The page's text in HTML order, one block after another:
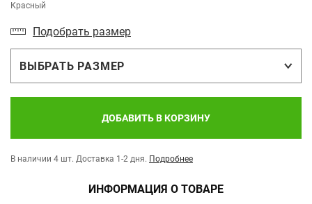
Красный
Подобрать размер
ВЫБРАТЬ РАЗМЕР
ДОБАВИТЬ В КОРЗИНУ
В наличии 4 шт. Доставка 1-2 дня. Подробнее
ИНФОРМАЦИЯ О ТОВАРЕ